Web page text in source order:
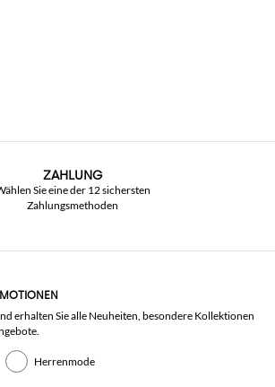
ZAHLUNG
Sie eine der 12 sichersten
Zahlungsmethoden
erhalten Sie alle Neuheiten, besondere Kollektionen
Herrenmode